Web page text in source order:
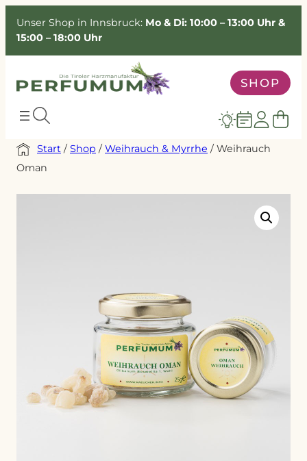
Unser Shop in Innsbruck: Mo & Di: 10:00 – 13:00 Uhr &
15:00 – 18:00 Uhr
SHOP
Start / Shop / Weihrauch & Myrrhe / Weihrauch
Oman